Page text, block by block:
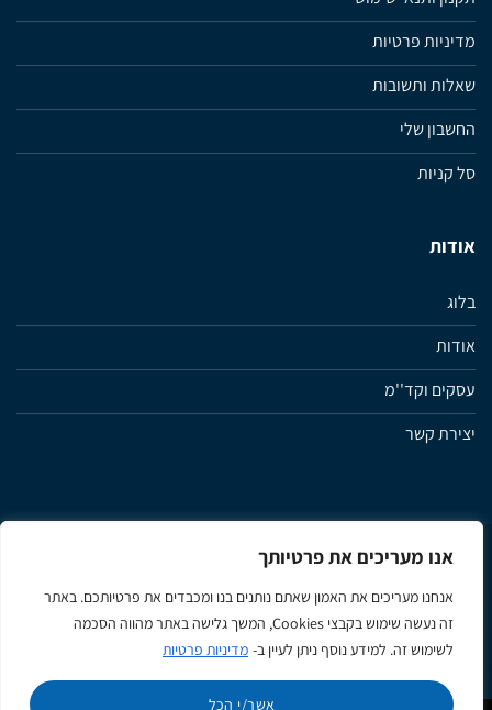
אנו מעריכים את פרטיותך
אנחנו מעריכים את האמון שאתם נותנים בנו ומכבדים את פרטיותכם. באתר
זה נעשה שימוש בקבצי Cookies, המשך גלישה באתר מהווה הסכמה
לשימוש זה. למידע נוסף ניתן לעיין ב- מדיניות פרטיות
אשר/י הכל
מדיניות פרטיות
שאלות ותשובות
החשבון שלי
סל קניות
אודות
בלוג
אודות
עסקים וקד''מ
יצירת קשר
מדיניות פרטיות תנאי שימוש ותקנון האתר
Visa
MasterCard
Google
Pay
Apple
Pay